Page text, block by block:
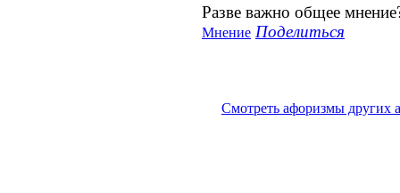
Разве важно общее
Мнение Поделиться
Смотреть афоризмы других